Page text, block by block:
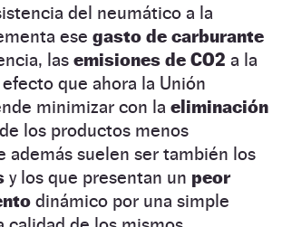
del neumático a la
ese gasto de carburante
las emisiones de CO2 a la
que ahora la Unión
minimizar con la eliminación
de los productos menos
además suelen ser también los
y los que presentan un peor
dinámico por una simple